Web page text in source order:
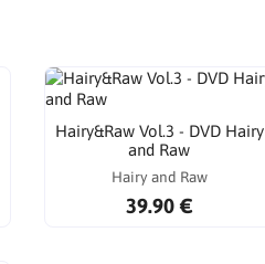
Hairy&Raw Vol.3 - DVD Hairy
and Raw
Hairy and Raw
39.90 €